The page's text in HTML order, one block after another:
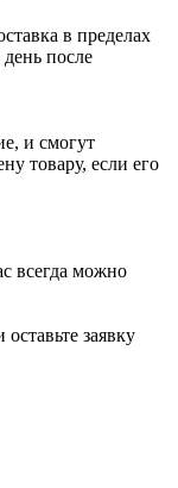
в пределах
после
и смогут
товару, если его
всегда можно
оставьте заявку